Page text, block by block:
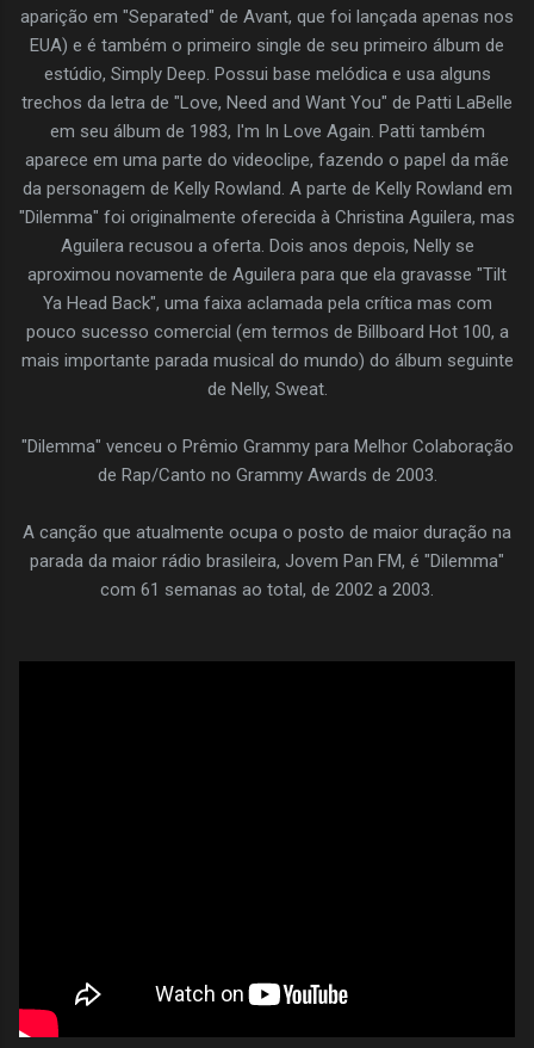
aparição em "Separated" de Avant, que foi lançada apenas nos
EUA) e é também o primeiro single de seu primeiro álbum de
estúdio, Simply Deep. Possui base melódica e usa alguns
trechos da letra de "Love, Need and Want You" de Patti LaBelle
em seu álbum de 1983, I'm In Love Again. Patti também
aparece em uma parte do videoclipe, fazendo o papel da mãe
da personagem de Kelly Rowland. A parte de Kelly Rowland em
"Dilemma" foi originalmente oferecida à Christina Aguilera, mas
Aguilera recusou a oferta. Dois anos depois, Nelly se
aproximou novamente de Aguilera para que ela gravasse "Tilt
Ya Head Back", uma faixa aclamada pela crítica mas com
pouco sucesso comercial (em termos de Billboard Hot 100, a
mais importante parada musical do mundo) do álbum seguinte
de Nelly, Sweat.
"Dilemma" venceu o Prêmio Grammy para Melhor Colaboração
de Rap/Canto no Grammy Awards de 2003.
A canção que atualmente ocupa o posto de maior duração na
parada da maior rádio brasileira, Jovem Pan FM, é "Dilemma"
com 61 semanas ao total, de 2002 a 2003.